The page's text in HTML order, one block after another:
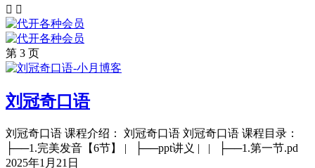
 
第 3 页
刘冠奇口语
刘冠奇口语 课程介绍： 刘冠奇口语 刘冠奇口语 课程目录：
├──1.完美发音【6节】 | ├──ppt讲义 | | ├──1.第一节.pd
2025年1月21日